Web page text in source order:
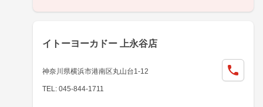
イトーヨーカドー 上永谷店
神奈川県横浜市港南区丸山台1-12
TEL: 045-844-1711